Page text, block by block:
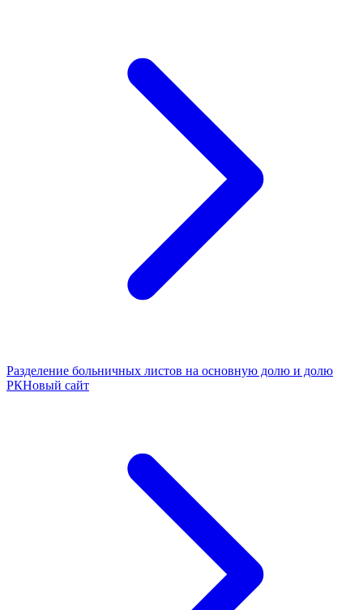
Разделение больничных листов на основную долю и долю
РКНовый сайт